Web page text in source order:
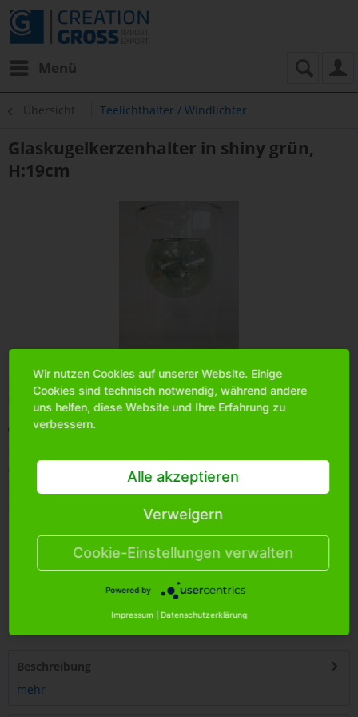
Menü
Übersicht Teelichthalter / Windlichter
Glaskugelkerzenhalter in shiny grün,
H:19cm
Bittemelden Sie sich an, um mehr Informationen über das
Produkt zu erhalten.
Merken
Artikel-Nr.:
0
24
250255 414008
Beschreibung
mehr
Wir nutzen Cookies auf unserer Website. Einige
Cookies sind technisch notwendig, während andere
uns helfen, diese Website und Ihre Erfahrung zu
verbessern.
Alle akzeptieren
Verweigern
Cookie-Einstellungen verwalten
Powered by
Impressum Datenschutzerklärung